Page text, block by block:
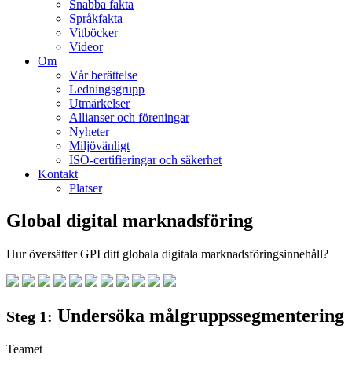
Snabba fakta
Språkfakta
Vitböcker
Videor
Om
Vår berättelse
Ledningsgrupp
Utmärkelser
Allianser och föreningar
Nyheter
Miljövänligt
ISO-certifieringar och säkerhet
Kontakt
Platser
Global digital marknadsföring
Hur översätter GPI ditt globala digitala marknadsföringsinnehåll?
Steg 1: Undersöka målgruppssegmentering
Teamet